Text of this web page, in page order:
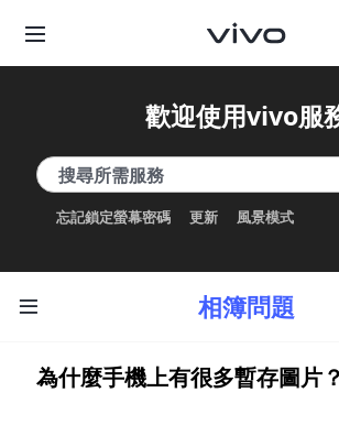
登入/註冊
歡迎使用vivo服
忘記鎖定螢幕密碼 更新 風景模式
相簿問題
為什麼手機上有很多暫存圖片？